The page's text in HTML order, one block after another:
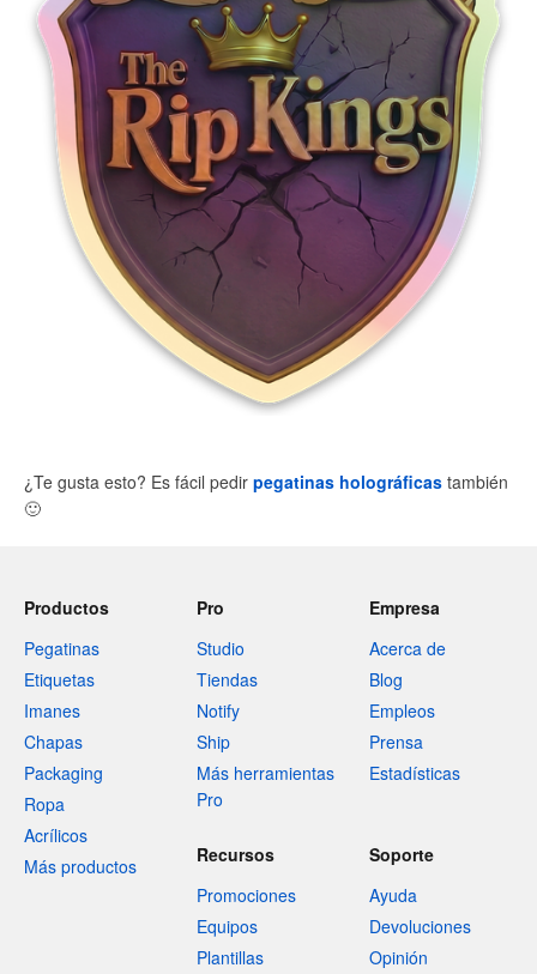
¿Te gusta esto? Es fácil pedir pegatinas holográficas también
🙂
Productos
Pegatinas
Etiquetas
Imanes
Chapas
Packaging
Ropa
Acrílicos
Más productos
Pro
Studio
Tiendas
Notify
Ship
Más herramientas
Pro
Empresa
Acerca de
Blog
Empleos
Prensa
Estadísticas
Recursos
Promociones
Equipos
Plantillas
Soporte
Ayuda
Devoluciones
Opinión